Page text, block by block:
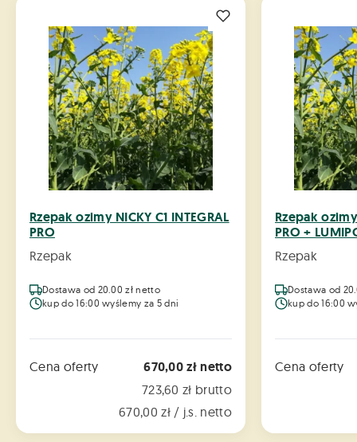
Rzepak ozimy NICKY C1 INTEGRAL
PRO
Rzepak
Dostawa od 20.00 zł netto
kup do 16:00 wyślemy za 5 dni
Cena oferty 670,00 zł netto
723,60 zł brutto
670,00 zł / j.s. netto
Rzepak ozimy
PRO +
Rzepak
Dostawa od
kup do 16:00
Cena oferty